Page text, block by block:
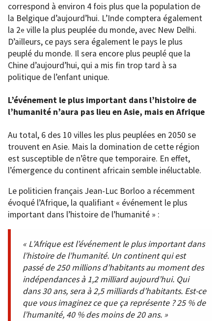
correspond à environ 4 fois plus que la population de
la Belgique d’aujourd’hui. L’Inde comptera également
la 2e ville la plus peuplée du monde, avec New Delhi.
D’ailleurs, ce pays sera également le pays le plus
peuplé du monde. Il sera encore plus peuplé que la
Chine d’aujourd’hui, qui a mis fin trop tard à sa
politique de l’enfant unique.
L’événement le plus important dans l’histoire de
l’humanité n’aura pas lieu en Asie, mais en Afrique
Au total, 6 des 10 villes les plus peuplées en 2050 se
trouvent en Asie. Mais la domination de cette région
est susceptible de n’être que temporaire. En effet,
l’émergence du continent africain semble inéluctable.
Le politicien français Jean-Luc Borloo a récemment
évoqué l’Afrique, la qualifiant « événement le plus
important dans l’histoire de l’humanité » :
« L’Afrique est l’événement le plus important dans
l’histoire de l’humanité. Un continent qui est
passé de 250 millions d’habitants au moment des
indépendances à 1,2 milliard aujourd’hui. Qui
dans 30 ans, sera à 2,5 milliards d’habitants. Est-ce
que vous imaginez ce que ça représente ? 25 % de
l’humanité, 40 % des moins de 20 ans. »